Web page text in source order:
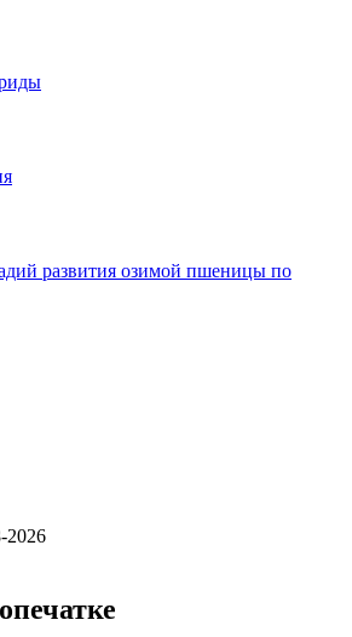
развития озимой пшеницы по
2026